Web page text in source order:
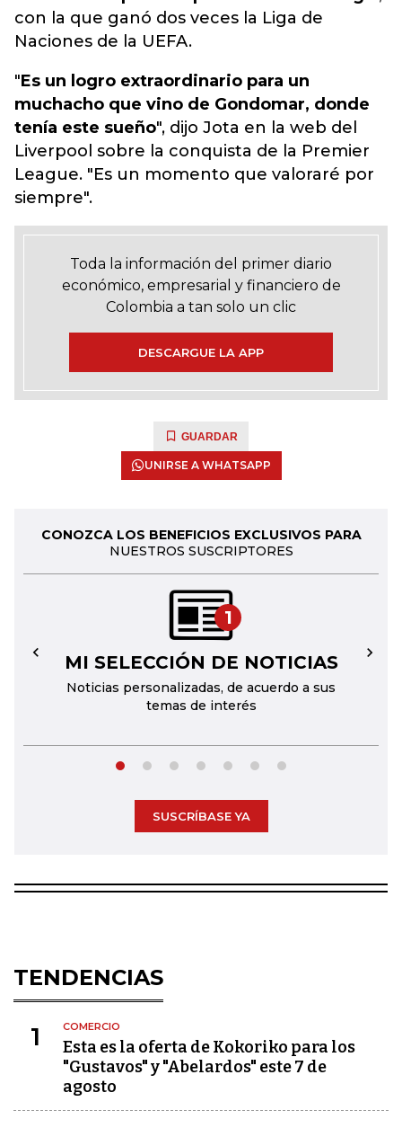
con la que ganó dos veces la Liga de
Naciones de la UEFA.
"Es un logro extraordinario para un
muchacho que vino de Gondomar, donde
tenía este sueño", dijo Jota en la web del
Liverpool sobre la conquista de la Premier
League. "Es un momento que valoraré por
siempre".
Toda la información del primer diario
económico, empresarial y financiero de
Colombia a tan solo un clic
DESCARGUE LA APP
GUARDAR
UNIRSE A WHATSAPP
CONOZCA LOS BENEFICIOS EXCLUSIVOS PARA
NUESTROS SUSCRIPTORES
1
MI SELECCIÓN DE NOTICIAS
Noticias personalizadas, de acuerdo a sus
temas de interés
← →
SUSCRÍBASE YA
TENDENCIAS
1 COMERCIO
Esta es la oferta de Kokoriko para los
"Gustavos" y "Abelardos" este 7 de
agosto